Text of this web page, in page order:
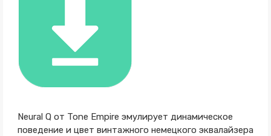
Neural Q от Tone Empire эмулирует динамическое
поведение и цвет винтажного немецкого эквалайзера